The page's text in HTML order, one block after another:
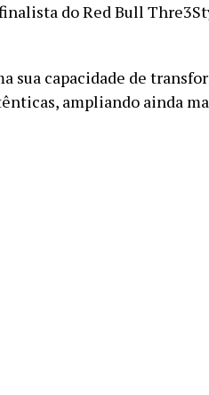
do Red Bull
sua capacidade de
ampliando ainda